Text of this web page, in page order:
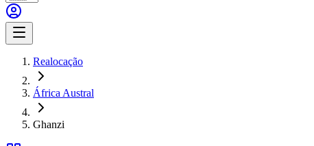
Realocação
África Austral
Ghanzi